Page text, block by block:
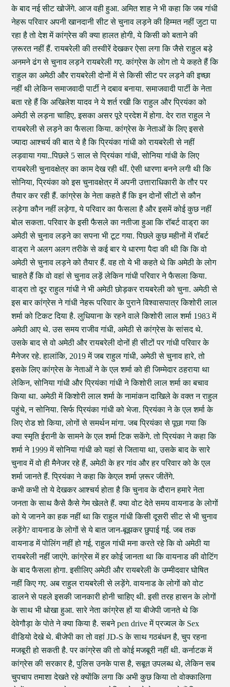
के बाद नई सीट खोजेंगे. आज वही हुआ. अमित शाह ने भी कहा कि जब गांधी
नेहरू परिवार अपनी खानदानी सीट से चुनाव लड़ने की हिम्मत नहीं जुटा पा
रहा है तो देश में कांग्रेस की क्या हालत होगी, ये किसी को बताने की
ज़रूरत नहीं हैं. रायबरेली की तस्वीरें देखकर ऐसा लगा कि जैसे राहुल बड़े
अनमने ढंग से चुनाव लड़ने रायबरेली गए. कांग्रेस के लोग तो ये कहते हैं कि
राहुल का अमेठी और रायबरेली दोनों में से किसी सीट पर लड़ने की इच्छा
नहीं थी लेकिन समाजवादी पार्टी ने दबाव बनाया. समाजवादी पार्टी के नेता
बता रहे हैं कि अखिलेश यादव ने ये शर्त रखी कि राहुल और प्रियंका को
अमेठी से लड़ना चाहिए, इसका असर पूरे प्रदेश में होगा. देर रात राहुल ने
रायबरेली से लड़ने का फैसला किया. कांग्रेस के नेताओं के लिए इससे
ज्यादा आश्चर्य की बात ये है कि प्रियंका गांधी को रायबरेली से नहीं
लड़वाया गया..पिछले 5 साल से प्रियंका गांधी, सोनिया गांधी के लिए
रायबरेली चुनावक्षेत्र का काम देख रही थीं. ऐसी धारणा बनने लगी थी कि
सोनिया, प्रियंका को इस चुनावक्षेत्र में अपनी उत्ताराधिकारी के तौर पर
तैयार कर रही हैं. कांग्रेस के नेता कहते हैं कि इन दोनों सीटों से कौन
लड़ेगा कौन नहीं लड़ेगा, ये परिवार का फैसला है और इसमें कोई कुछ नहीं
बोल सकता. परिवार के इसी फैसले का नतीजा हुआ कि रॉबर्ट वाड्रा का
अमेठी से चुनाव लड़ने का सपना भी टूट गया. पिछले कुछ महीनों में रॉबर्ट
वाड्रा ने अलग अलग तरीके से कई बार ये धारणा पैदा की थी कि कि वो
अमेठी से चुनाव लड़ने को तैयार हैं. वह तो ये भी कहते थे कि अमेठी के लोग
चाहते हैं कि वो वहां से चुनाव लड़ें लेकिन गांधी परिवार ने फैसला किया.
वाड्रा तो दूर राहुल गांधी ने भी अमेठी छोड़कर रायबरेली को चुना. अमेठी से
इस बार कांग्रेस ने गांधी नेहरू परिवार के पुराने विश्वासपात्र किशोरी लाल
शर्मा को टिकट दिया है. लुधियाना के रहने वाले किशोरी लाल शर्मा 1983 में
अमेठी आए थे. उस समय राजीव गांधी, अमेठी से कांग्रेस के सांसद थे.
उसके बाद से वो अमेठी और रायबरेली दोनों ही सीटों पर गांधी परिवार के
मैनेजर रहे. हालांकि, 2019 में जब राहुल गांधी, अमेठी से चुनाव हारे, तो
इसके लिए कांग्रेस के नेताओं ने के एल शर्मा को ही जिम्मेदार ठहराया था
लेकिन, सोनिया गांधी और प्रियंका गांधी ने किशोरी लाल शर्मा का बचाव
किया था. अमेठी में किशोरी लाल शर्मा के नामांकन दाखिले के वक्त न राहुल
पहुंचे, न सोनिया. सिर्फ प्रियंका गांधी को भेजा. प्रियंका ने के एल शर्मा के
लिए रोड शो किया, लोगों से समर्थन मांगा. जब प्रियंका से पूछा गया कि
क्या स्मृति ईरानी के सामने के एल शर्मा टिक सकेंगे. तो प्रियंका ने कहा कि
शर्मा ने 1999 में सोनिया गांधी को यहां से जिताया था, उसके बाद के सारे
चुनाव में वो ही मैनेजर रहे हैं, अमेठी के हर गांव और हर परिवार को के एल
शर्मा जानते हैं. प्रियंका ने कहा कि केएल शर्मा ज़रूर जीतेंगे.
कभी कभी तो ये देखकर आश्चर्य होता है कि चुनाव के दौरान हमारे नेता
जनता के साथ कैसे कैसे गेम खेलते हैं. क्या वोट देते समय वायनाड के लोगों
को ये जानने का हक नहीं था कि राहुल गांधी किसी दूसरी सीट से भी चुनाव
लड़ेंगे? वायनाड के लोगों से ये बात जान-बूझकर छुपाई गई. जब तक
वायनाड में पोलिंग नहीं हो गई, राहुल गांधी मना करते रहे कि वो अमेठी या
रायबरेली नहीं जाएंगे. कांग्रेस में हर कोई जानता था कि वायनाड की वोटिंग
के बाद फैसला होगा. इसीलिए अमेठी और रायबरेली के उम्मीदवार घोषित
नहीं किए गए. अब राहुल रायबरेली से लड़ेंगे. वायनाड के लोगों को वोट
डालने से पहले इसकी जानकारी होनी चाहिए थी. इसी तरह हासन के लोगों
के साथ भी धोखा हुआ. सारे नेता कांग्रेस हों या बीजेपी जानते थे कि
देवेगौड़ा के पोते ने क्या किया है. सबने pen drive में प्रज्वल के Sex
वीडियो देखे थे. बीजेपी का तो वहां JD-S के साथ गठबंधन है, चुप रहना
मजबूरी हो सकती है. पर कांग्रेस की तो कोई मजबूरी नहीं थी. कर्नाटक में
कांग्रेस की सरकार है, पुलिस उनके पास है, सबूत उपलब्ध थे, लेकिन सब
चुपचाप तमाशा देखते रहे क्योंकि लगा कि अभी कुछ किया तो वोक्कालिगा